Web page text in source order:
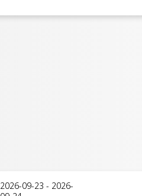
2026-09-23 - 2026-